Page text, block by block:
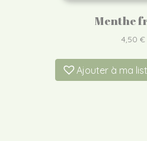
Menthe
4,50 €
Ajouter à ma